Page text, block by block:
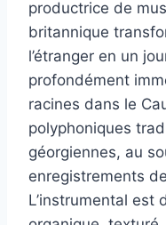
productrice de
britannique
l’étranger en un
profondément
racines dans le
polyphoniques
géorgiennes, au
enregistrements
L’instrumental est